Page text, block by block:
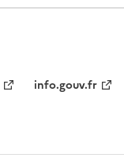
info.gouv.fr